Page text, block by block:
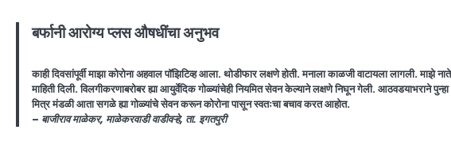
बर्फानी आरोग्य प्लस औषधींचा अनुभव
काही दिवसांपूर्वी माझा कोरोना अहवाल पॉझिटिव्ह आला. थोडीफार लक्षणे होती. मनाला काळजी वाटायला लागली.
माहिती दिली. विलगीकरणाबरोबर ह्या आयुर्वेदिक गोळ्यांचेही नियमित सेवन केल्याने लक्षणे निघून गेली. आठवडयाभराने
मित्र मंडळी आता सगळे ह्या गोळ्यांचे सेवन करून कोरोना पासून स्वतःचा बचाव करत आहोत.
– बाजीराव माळेकर, माळेकरवाडी वाडीवऱ्हे, ता. इगतपुरी